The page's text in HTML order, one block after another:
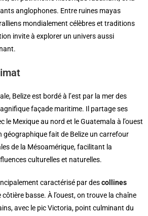
anglophones. Entre ruines mayas
mondialement célèbres et traditions
invite à explorer un univers aussi
Belize est bordé à l’est par la mer des
façade maritime. Il partage ses
le Mexique au nord et le Guatemala à l’ouest
géographique fait de Belize un carrefour
de la Mésoamérique, facilitant la
culturelles et naturelles.
caractérisé par descollines
côtière basse. À l’ouest, on trouve la chaîne
avec le pic Victoria, point culminant du